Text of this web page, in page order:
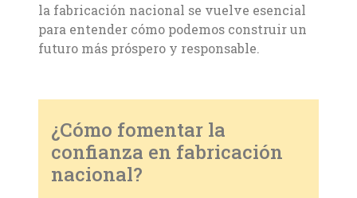
la fabricación nacional se vuelve esencial
para entender cómo podemos construir un
futuro más próspero y responsable.
¿Cómo fomentar la
confianza en fabricación
nacional?